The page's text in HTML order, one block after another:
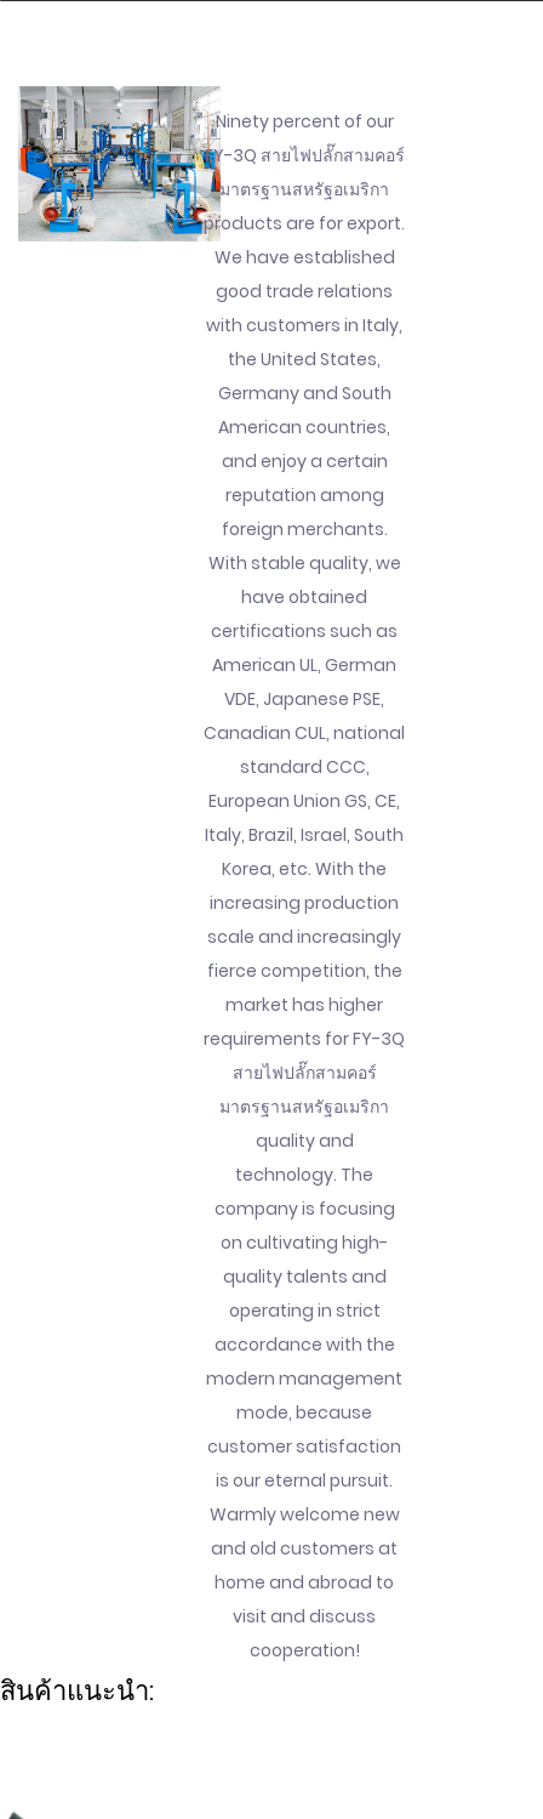
Ninety percent of our
FY-3Q สายไฟปลั๊กสามคอร์
มาตรฐานสหรัฐอเมริกา
products are for export.
We have established
good trade relations
with customers in Italy,
the United States,
Germany and South
American countries,
and enjoy a certain
reputation among
foreign merchants.
With stable quality, we
have obtained
certifications such as
American UL, German
VDE, Japanese PSE,
Canadian CUL, national
standard CCC,
European Union GS, CE,
Italy, Brazil, Israel, South
Korea, etc. With the
increasing production
scale and increasingly
fierce competition, the
market has higher
requirements for FY-3Q
สายไฟปลั๊กสามคอร์
มาตรฐานสหรัฐอเมริกา
quality and
technology. The
company is focusing
on cultivating high-
quality talents and
operating in strict
accordance with the
modern management
mode, because
customer satisfaction
is our eternal pursuit.
Warmly welcome new
and old customers at
home and abroad to
visit and discuss
cooperation!
สินค้าแนะนำ: